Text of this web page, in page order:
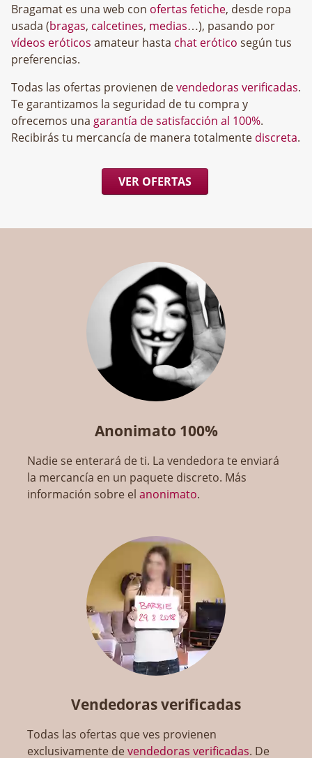
Bragamat es una web con ofertas fetiche, desde ropa
usada (bragas, calcetines, medias…), pasando por
vídeos eróticos amateur hasta chat erótico según tus
preferencias.
Todas las ofertas provienen devendedoras verificadas.
Te garantizamos la seguridad de tu compra y
ofrecemos una garantía de satisfacción al 100%.
Recibirás tu mercancía de manera totalmente discreta.
VER OFERTAS
Anonimato 100%
Nadie se enterará de ti. La vendedora te enviará
la mercancía en un paquete discreto. Más
información sobre elanonimato.
Vendedoras verificadas
Todas las ofertas que ves provienen
exclusivamente devendedoras verificadas. De